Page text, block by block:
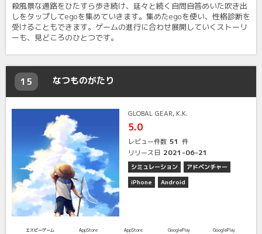
殺風景な通路をひたすら歩き続け、延々と続く自問自答めいた吹き出
しをタップしてegoを集めていきます。集めたegoを使い、性格診断を
受けることもできます。ゲームの進行に合わせ展開していくストーリ
ーも、見どころのひとつです。
15 なつものがたり
GLOBAL GEAR, K.K.
5.0
レビュー件数 51 件
リリース日 2021-06-21
シミュレーション
アドベンチャー
iPhone
Android
エスピーゲーム AppStore AppStore GooglePlay GooglePlay